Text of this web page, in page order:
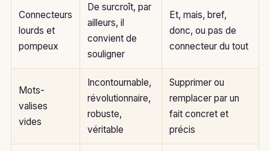
Connecteurs
lourds et
pompeux
De surcroît, par
ailleurs, il
convient de
souligner
Et, mais, bref,
donc, ou pas de
connecteur du tout
Mots-
valises
vides
Incontournable,
révolutionnaire,
robuste,
véritable
Supprimer ou
remplacer par un
fait concret et
précis